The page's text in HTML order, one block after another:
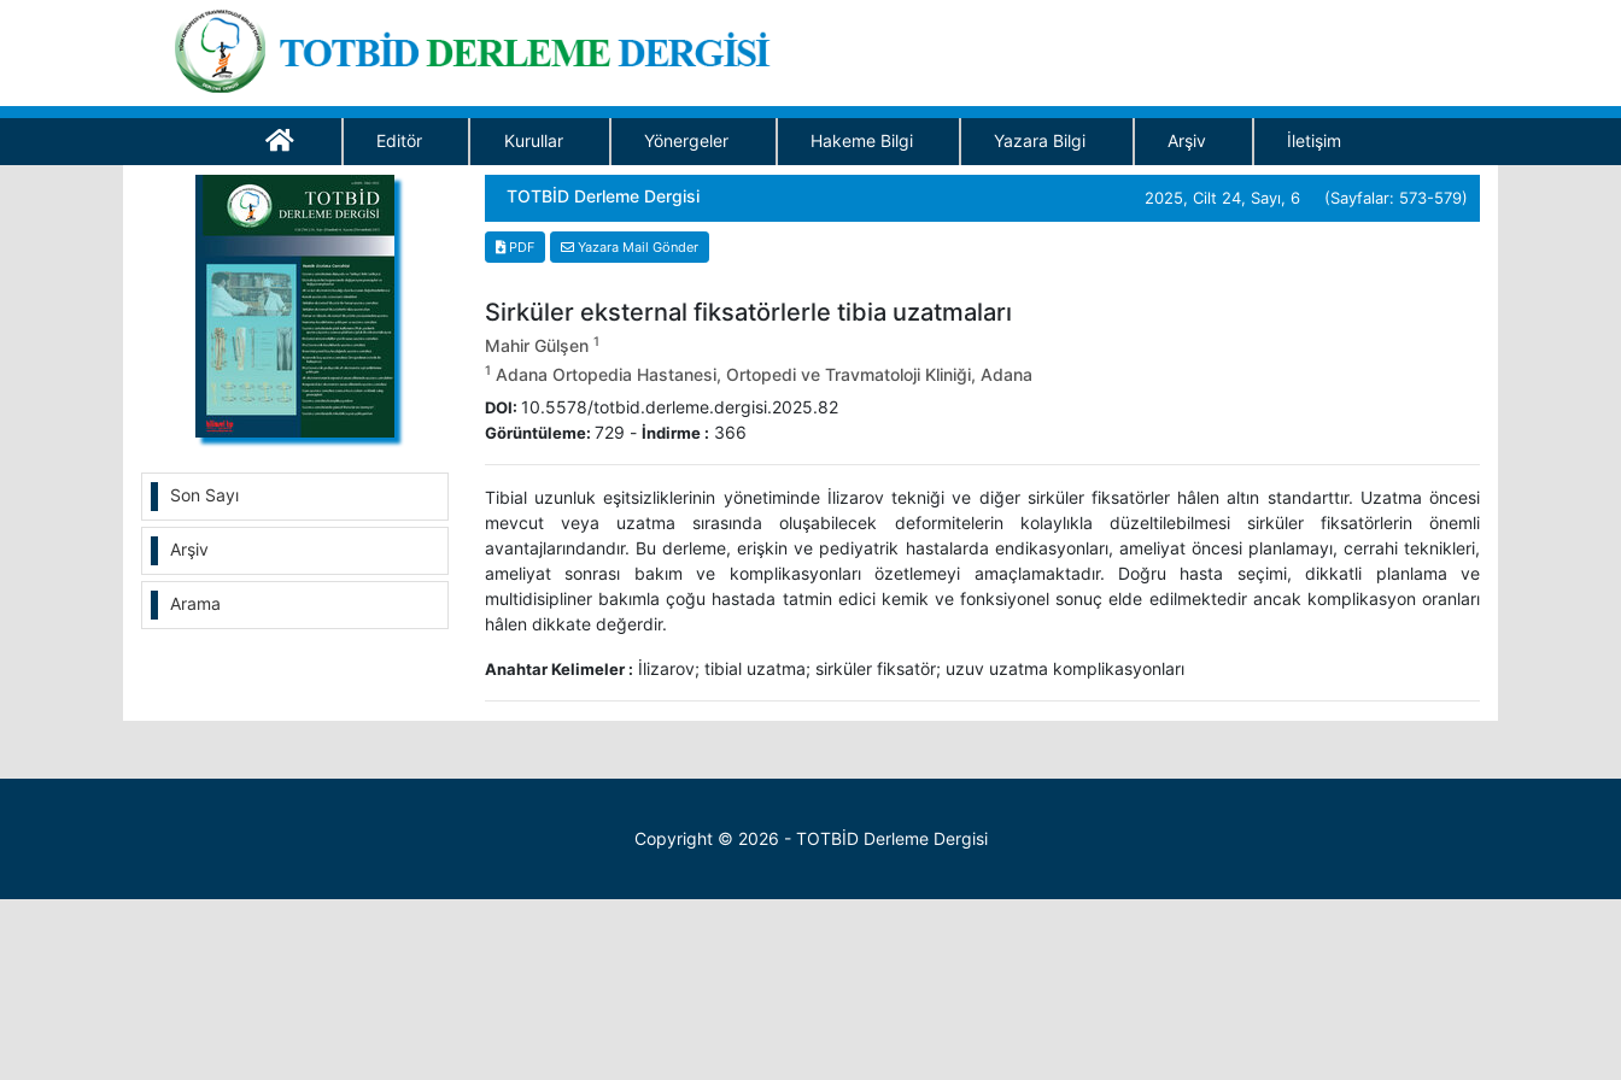
Editör Kurullar Yönergeler Hakeme Bilgi Yazara Bilgi Arşiv İletişim
Son Sayı
Arşiv
Arama
TOTBİD Derleme Dergisi 2025, Cilt 24, Sayı, 6 (Sayfalar: 573-579)
PDF Yazara Mail Gönder
Sirküler eksternal fiksatörlerle tibia uzatmaları
Mahir Gülşen 1
1 Adana Ortopedia Hastanesi, Ortopedi ve Travmatoloji Kliniği, Adana
DOI: 10.5578/totbid.derleme.dergisi.2025.82
Görüntüleme: 729 - İndirme : 366
Tibial uzunluk eşitsizliklerinin yönetiminde İlizarov tekniği ve diğer sirküler fiksatörler hâlen altın standarttır. Uzatma öncesi
mevcut veya uzatma sırasında oluşabilecek deformitelerin kolaylıkla düzeltilebilmesi sirküler fiksatörlerin önemli
avantajlarındandır. Bu derleme, erişkin ve pediyatrik hastalarda endikasyonları, ameliyat öncesi planlamayı, cerrahi teknikleri,
ameliyat sonrası bakım ve komplikasyonları özetlemeyi amaçlamaktadır. Doğru hasta seçimi, dikkatli planlama ve
multidisipliner bakımla çoğu hastada tatmin edici kemik ve fonksiyonel sonuç elde edilmektedir ancak komplikasyon oranları
hâlen dikkate değerdir.
Anahtar Kelimeler : İlizarov; tibial uzatma; sirküler fiksatör; uzuv uzatma komplikasyonları
Copyright © 2026 - TOTBİD Derleme Dergisi